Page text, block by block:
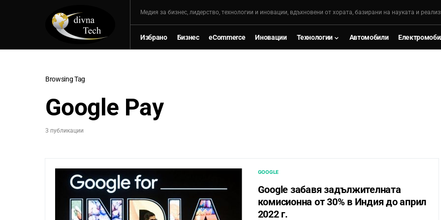
Mедия за бизнес, лидерство, технологии и иновации, вдъхновени от хората, базирани на науката и
Избрано Бизнес eCommerce Иновации Технологии Автомобили
Browsing Tag
Google Pay
3 публикации
GOOGLE
Google забавя задължителната
комисионна от 30% в Индия до април
2022 г.